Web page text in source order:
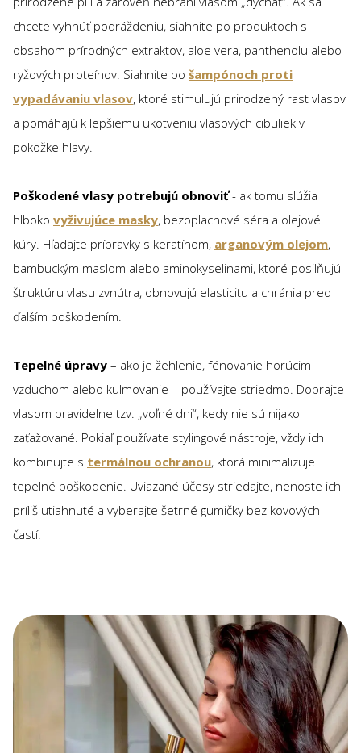
chcete vyhnúť podráždeniu, siahnite po produktoch s
obsahom prírodných extraktov, aloe vera, panthenolu alebo
ryžových proteínov. Siahnite po šampónoch proti
vypadávaniu vlasov, ktoré stimulujú prirodzený rast vlasov
a pomáhajú k lepšiemu ukotveniu vlasových cibuliek v
pokožke hlavy.
Poškodené vlasy potrebujú obnoviť- ak tomu slúžia
hlboko vyživujúce masky, bezoplachové séra a olejové
kúry. Hľadajte prípravky s keratínom, arganovým olejom,
bambuckým maslom alebo aminokyselinami, ktoré posilňujú
štruktúru vlasu zvnútra, obnovujú elasticitu a chránia pred
ďalším poškodením.
Tepelné úpravy – ako je žehlenie, fénovanie horúcim
vzduchom alebo kulmovanie – používajte striedmo. Doprajte
vlasom pravidelne tzv. „voľné dni“, kedy nie sú nijako
zaťažované. Pokiaľ používate stylingové nástroje, vždy ich
kombinujte s termálnou ochranou, ktorá minimalizuje
tepelné poškodenie. Uviazané účesy striedajte, nenoste ich
príliš utiahnuté a vyberajte šetrné gumičky bez kovových
častí.